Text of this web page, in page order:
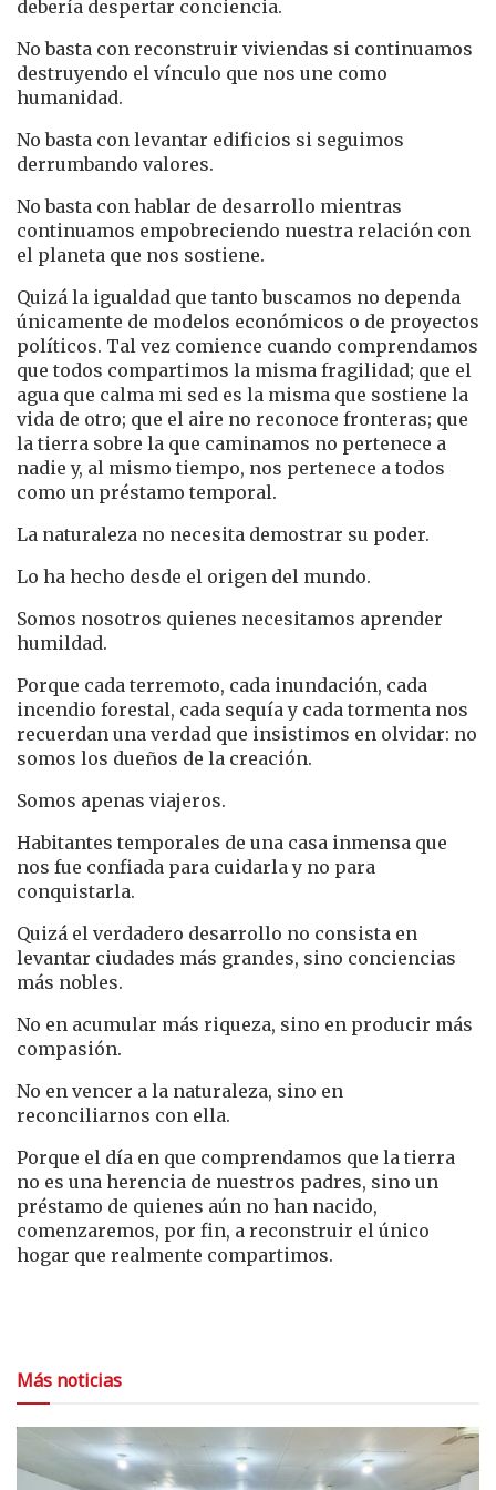
debería despertar conciencia.
No basta con reconstruir viviendas si continuamos
destruyendo el vínculo que nos une como
humanidad.
No basta con levantar edificios si seguimos
derrumbando valores.
No basta con hablar de desarrollo mientras
continuamos empobreciendo nuestra relación con
el planeta que nos sostiene.
Quizá la igualdad que tanto buscamos no dependa
únicamente de modelos económicos o de proyectos
políticos. Tal vez comience cuando comprendamos
que todos compartimos la misma fragilidad; que el
agua que calma mi sed es la misma que sostiene la
vida de otro; que el aire no reconoce fronteras; que
la tierra sobre la que caminamos no pertenece a
nadie y, al mismo tiempo, nos pertenece a todos
como un préstamo temporal.
La naturaleza no necesita demostrar su poder.
Lo ha hecho desde el origen del mundo.
Somos nosotros quienes necesitamos aprender
humildad.
Porque cada terremoto, cada inundación, cada
incendio forestal, cada sequía y cada tormenta nos
recuerdan una verdad que insistimos en olvidar: no
somos los dueños de la creación.
Somos apenas viajeros.
Habitantes temporales de una casa inmensa que
nos fue confiada para cuidarla y no para
conquistarla.
Quizá el verdadero desarrollo no consista en
levantar ciudades más grandes, sino conciencias
más nobles.
No en acumular más riqueza, sino en producir más
compasión.
No en vencer a la naturaleza, sino en
reconciliarnos con ella.
Porque el día en que comprendamos que la tierra
no es una herencia de nuestros padres, sino un
préstamo de quienes aún no han nacido,
comenzaremos, por fin, a reconstruir el único
hogar que realmente compartimos.
Más noticias